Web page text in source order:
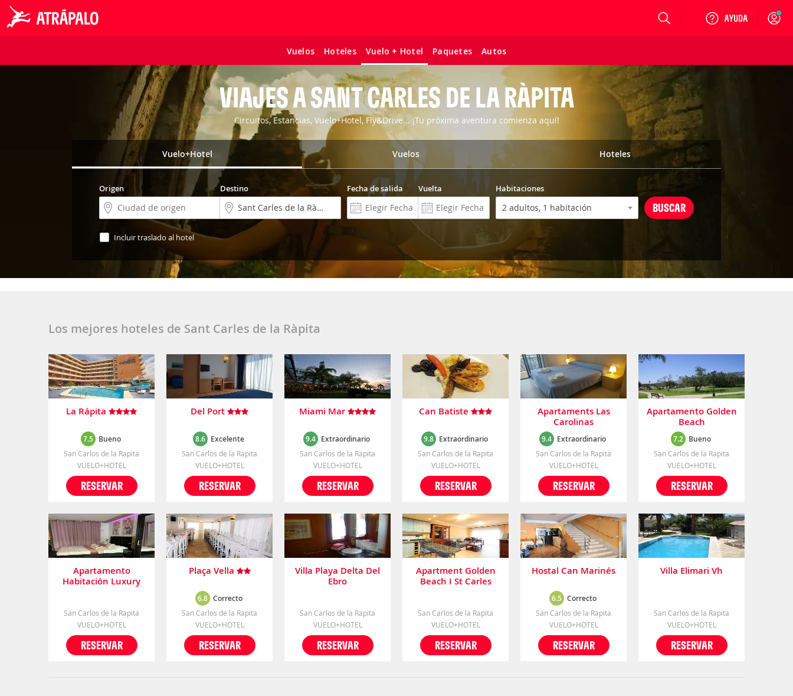
Vuelos Hoteles Vuelo + Hotel Paquetes Autos
Login
VIAJES A SANT CARLES DE LA RÀPITA
Circuitos, Estancias, Vuelo+Hotel, Fly&Drive... ¡Tu próxima aventura comienza aquí!
Vuelo+Hotel Vuelos Hoteles
Origen Destino Fecha de salida Vuelta Habitaciones
Incluir traslado al hotel
Los mejores hoteles de Sant Carles de la Ràpita
La Rápita
7.5 Bueno
San Carlos de la Rapita
VUELO+HOTEL
RESERVAR
Del Port
8.6 Excelente
San Carlos de la Rapita
VUELO+HOTEL
RESERVAR
Miami Mar
9.4 Extraordinario
San Carlos de la Rapita
VUELO+HOTEL
RESERVAR
Can Batiste
9.8 Extraordinario
San Carlos de la Rapita
VUELO+HOTEL
RESERVAR
Apartaments Las
Carolinas
9.4 Extraordinario
San Carlos de la Rapita
VUELO+HOTEL
RESERVAR
Apartamento Golden
Beach
7.2 Bueno
San Carlos de la Rapita
VUELO+HOTEL
RESERVAR
Apartamento
Habitación Luxury
San Carlos de la Rapita
VUELO+HOTEL
RESERVAR
Plaça Vella
6.8 Correcto
San Carlos de la Rapita
VUELO+HOTEL
RESERVAR
Villa Playa Delta Del
Ebro
San Carlos de la Rapita
VUELO+HOTEL
RESERVAR
Apartment Golden
Beach I St Carles
San Carlos de la Rapita
VUELO+HOTEL
RESERVAR
Hostal Can Marinés
6.5 Correcto
San Carlos de la Rapita
VUELO+HOTEL
RESERVAR
Villa Elimari Vh
San Carlos de la Rapita
VUELO+HOTEL
RESERVAR